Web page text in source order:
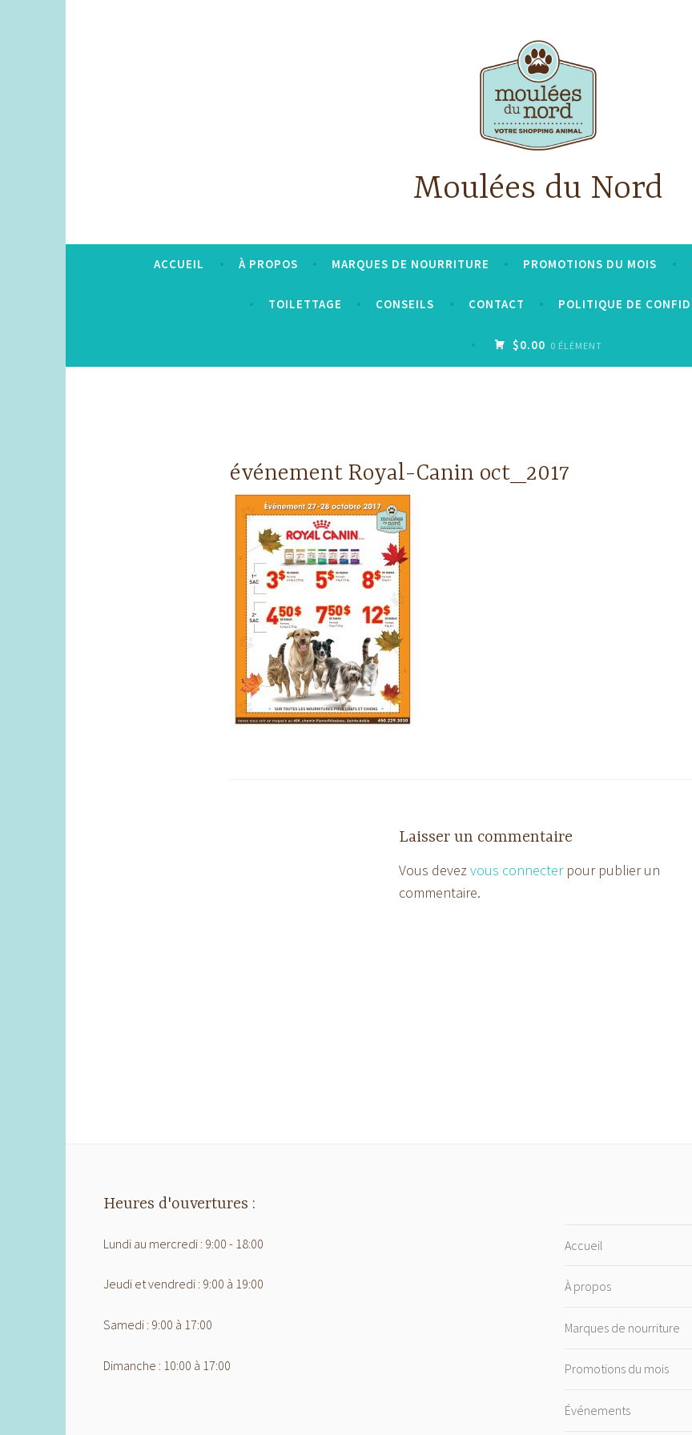
Moulées du Nord
ACCUEIL À PROPOS MARQUES DE NOURRITURE PROMOTIONS DU MOIS
TOILETTAGE CONSEILS CONTACT POLITIQUE DE
$0.00 0 ÉLÉMENT
événement Royal-Canin oct_2017
Laisser un commentaire
Vous devezvous connecterpour publier un
commentaire.
Heures d'ouvertures :
Lundi au mercredi : 9:00 - 18:00
Jeudi et vendredi : 9:00 à 19:00
Samedi : 9:00 à 17:00
Dimanche : 10:00 à 17:00
Accueil
À propos
Marques de nourriture
Promotions du mois
Événements